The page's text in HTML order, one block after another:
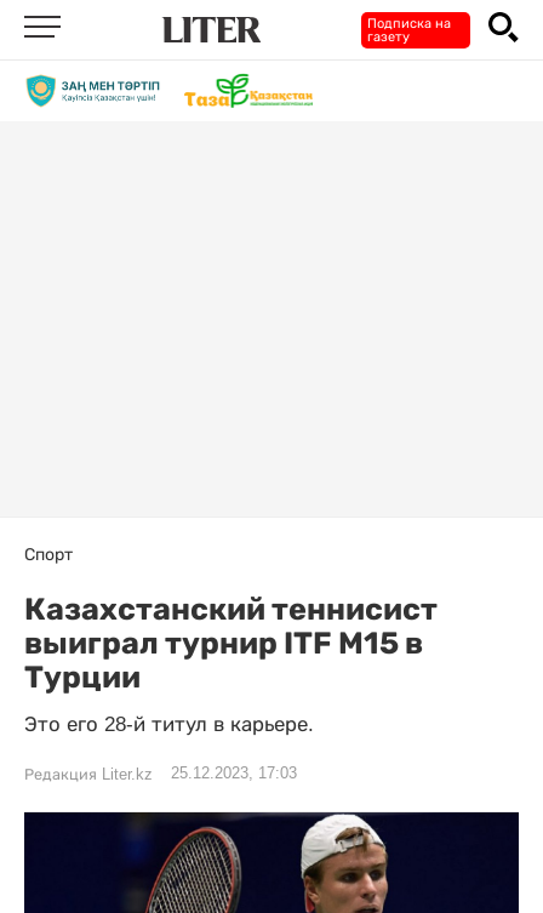
Подписка на
газету
Спорт
Казахстанский теннисист
выиграл турнир ITF M15 в
Турции
Это его 28-й титул в карьере.
Редакция Liter.kz 25.12.2023, 17:03